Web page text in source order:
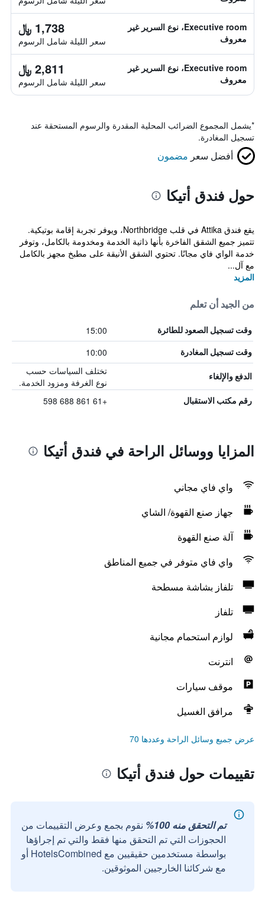
Executive room، نوع السرير غير
معروف
1,738 ﷼
سعر الليلة شامل الرسوم
Executive room، نوع السرير غير
معروف
2,811 ﷼
سعر الليلة شامل الرسوم
*يشمل المجموع الضرائب المحلية المقدرة والرسوم المستحقة عند
تسجيل المغادرة.
أفضل سعر مضمون
حول فندق أتيكا
يقع فندق Attika في قلب Northbridge، ويوفر تجربة إقامة بوتيكية.
تتميز جميع الشقق الفاخرة بأنها ذاتية الخدمة ومخدومة بالكامل، وتوفر
خدمة الواي فاي مجانًا. تحتوي الشقق الأنيقة على مطبخ مجهز بالكامل
مع آل...
المزيد
من الجيد أن تعلم
وقت تسجيل الصعود للطائرة 15:00
وقت تسجيل المغادرة 10:00
الدفع والإلغاء
تختلف السياسات حسب
نوع الغرفة ومزود الخدمة.
رقم مكتب الاستقبال +61 861 688 598
المزايا ووسائل الراحة في فندق أتيكا
واي فاي مجاني
جهاز صنع القهوة/ الشاي
آلة صنع القهوة
واي فاي متوفر في جميع المناطق
تلفاز بشاشة مسطحة
تلفاز
لوازم استحمام مجانية
انترنت
موقف سيارات
مرافق الغسيل
عرض جميع وسائل الراحة وعددها 70
تقييمات حول فندق أتيكا
تم التحقق منه 100%
نقوم بجمع وعرض التقييمات من
الحجوزات التي تم التحقق منها فقط والتي تم إجراؤها
بواسطة مستخدمين حقيقيين مع HotelsCombined أو
مع شركائنا الخارجيين الموثوقين.